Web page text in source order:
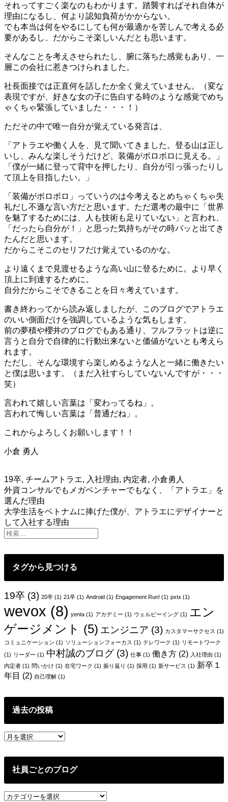
それってすごく楽なのもわかります。踏襲すればそれ自体が
理由になるし、何より認知負荷がかからない。
でも本当は何をやるにしても何が最適かを苦しんで考える必
要があるし、だからこそ楽しいんだとも思います。
そんなことを考えさせられたし、腑に落ちた感覚もあり、一
層この会社に惹きつけられました。
社長面接では正直何を話したか全く覚えていません。（変な
表現ですが、好きな女の子に告白する時のような感覚でめち
ゃくちゃ緊張していました・・・！）
ただその中で唯一自分が覚えている発言は、
「アトラエや働く人を、見て聞いてきました。登る山は正し
いし、みんな楽しそうだけど、装備がボロボロに見える。」
「僕が一緒に登って背中を押したり、自分が引っ張ったりし
て頂上を目指したい。」
「装備がボロボロ」っていうのは今考えるとめちゃくちゃ失
礼だし不遜な言い方だと思います。ただ選考の最中に「世界
を魅了するためには、人も技術も足りていない」と言われ、
「だったら自分が！」と思った気持ちがその時パッと出てき
たんだと思います。
だからこそこのセリフだけ覚えているのかな。
より遠くまで見渡せるような高い山に登るために。より早く
頂上に到達するために。
自分だからこそできることを日々考えています。
書き終わってから読み返しましたが、このブログでアトラエ
のいい側面だけを強調しているような気もします。
前の夢積や櫻井のブログでもある通り、フルフラットは逆に
言うと自分で自律的に行動出来ないと価値がないとも考えら
れます。
ただし、そんな環境すら楽しめるような人と一緒に働きたい
と僕は思います。（まだ入社すらしていないんですが・・・
笑）
言われて嬉しい言葉は「変わってるね」。
言われて悔しい言葉は「普通だね」。
これからよろしくお願いします！！
小倉 勇人
19卒, チームアトラエ, 入社理由, 内定者, 小倉勇人
投
稿
ナ
ビ
ゲ
ー
シ
ョ
ン
外資コンサルでもメガベンチャーでもなく、「アトラエ」を
選んだ理由
大学生活をベトナムに捧げた僕が、アトラエにデザイナーと
して入社する理由
タグから見つける
19卒 (3) 20卒 (1) 21卒 (1) Android (1) Engagement Run! (1) pxtx (1)
wevox (8) yenta (1) アカデミー (1) ウェルビーイング (1) エン
ゲージメント (5) エンジニア (3) カスタマーサクセス (1)
コミュニケーション (1) ソリューションフォーカス (1) テレワーク (1) リモートワーク
(1) リーダー (1) 中村誠のブログ(3) 仕事 (1) 働き方 (2) 入社理由 (1)
内定者 (1) 問いかけ (1) 在宅ワーク (1) 振り返り (1) 採用 (1) 新サービス (1) 新卒１
年目 (2) 自己理解 (1)
過去の投稿
過
の
社員ごとのブログ
社